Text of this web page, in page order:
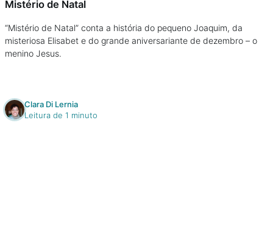
Na família
Colunas
Colecionáveis
Mistério de Natal
“Mistério de Natal” conta a história do pequeno Joaquim, da
misteriosa Elisabet e do grande aniversariante de dezembro – o
menino Jesus.
Clara Di Lernia
Leitura de 1 minuto